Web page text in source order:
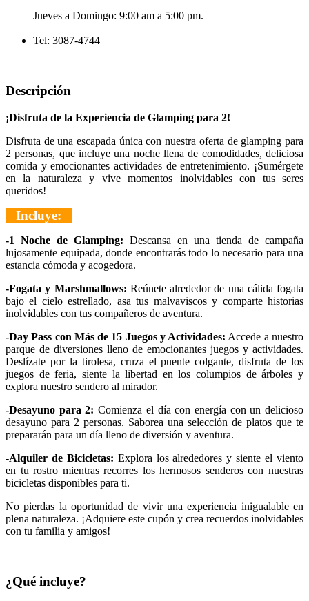
Jueves a Domingo: 9:00 am a 5:00 pm.
Tel: 3087-4744
Descripción
¡Disfruta de la Experiencia de Glamping para 2!
Disfruta de una escapada única con nuestra oferta de glamping para
2 personas, que incluye una noche llena de comodidades, deliciosa
comida y emocionantes actividades de entretenimiento. ¡Sumérgete
en la naturaleza y vive momentos inolvidables con tus seres
queridos!
Incluye:
-1 Noche de Glamping: Descansa en una tienda de campaña
lujosamente equipada, donde encontrarás todo lo necesario para una
estancia cómoda y acogedora.
-Fogata y Marshmallows: Reúnete alrededor de una cálida fogata
bajo el cielo estrellado, asa tus malvaviscos y comparte historias
inolvidables con tus compañeros de aventura.
-Day Pass con Más de 15 Juegos y Actividades: Accede a nuestro
parque de diversiones lleno de emocionantes juegos y actividades.
Deslízate por la tirolesa, cruza el puente colgante, disfruta de los
juegos de feria, siente la libertad en los columpios de árboles y
explora nuestro sendero al mirador.
-Desayuno para 2: Comienza el día con energía con un delicioso
desayuno para 2 personas. Saborea una selección de platos que te
prepararán para un día lleno de diversión y aventura.
-Alquiler de Bicicletas: Explora los alrededores y siente el viento
en tu rostro mientras recorres los hermosos senderos con nuestras
bicicletas disponibles para ti.
No pierdas la oportunidad de vivir una experiencia inigualable en
plena naturaleza. ¡Adquiere este cupón y crea recuerdos inolvidables
con tu familia y amigos!
¿Qué incluye?